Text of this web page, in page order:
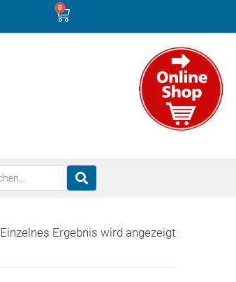
0
Einzelnes Ergebnis wird angezeigt